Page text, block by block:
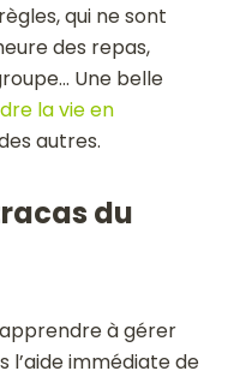
qui ne sont
des repas,
Une belle
la vie en
autres.
du
à gérer
l’aide immédiate de